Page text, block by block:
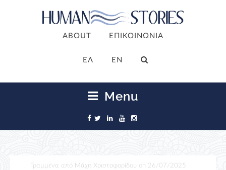
ABOUT ΕΠΙΚΟΙΝΩΝΙΑ
ΕΛ EN
Menu
Γραμμένα από Μάχη Χριστοφορίδου on 26/07/2025